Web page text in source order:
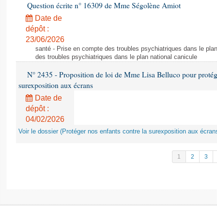
Question écrite n° 16309 de Mme Ségolène Amiot
Date de
dépôt :
23/06/2026
santé - Prise en compte des troubles psychiatriques dans le
des troubles psychiatriques dans le plan national canicule
N° 2435 - Proposition de loi de Mme Lisa Belluco pour
surexposition aux écrans
Date de
dépôt :
04/02/2026
Voir le dossier (Protéger nos enfants contre la surexposition aux
1 2 3